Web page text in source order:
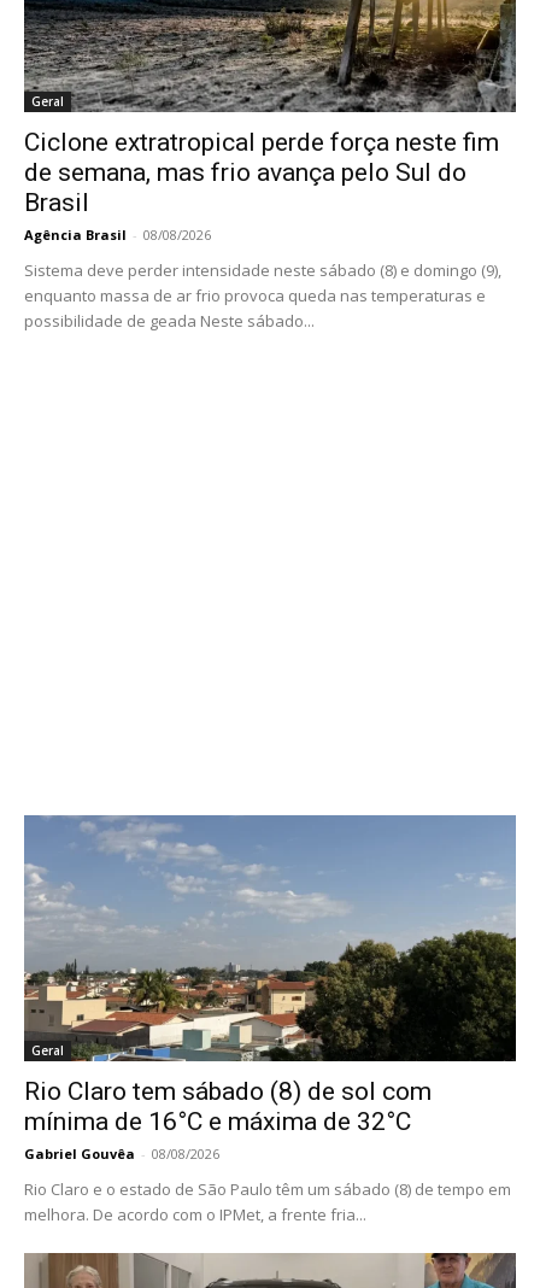
Geral
Ciclone extratropical perde força neste fim
de semana, mas frio avança pelo Sul do
Brasil
Agência Brasil - 08/08/2026
Sistema deve perder intensidade neste sábado (8) e domingo (9),
enquanto massa de ar frio provoca queda nas temperaturas e
possibilidade de geada Neste sábado...
Geral
Rio Claro tem sábado (8) de sol com
mínima de 16°C e máxima de 32°C
Gabriel Gouvêa - 08/08/2026
Rio Claro e o estado de São Paulo têm um sábado (8) de tempo em
melhora. De acordo com o IPMet, a frente fria...